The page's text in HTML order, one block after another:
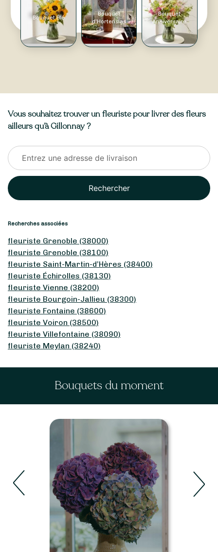
Bouquet Été
Bouquet
d'Hortensias
Bouquet
Anniversaire
Vous souhaitez trouver un fleuriste pour livrer des fleurs
ailleurs qu’à Gillonnay ?
Rechercher
Recherches associées
fleuriste Grenoble (38000)
fleuriste Grenoble (38100)
fleuriste Saint-Martin-d’Hères (38400)
fleuriste Échirolles (38130)
fleuriste Vienne (38200)
fleuriste Bourgoin-Jallieu (38300)
fleuriste Fontaine (38600)
fleuriste Voiron (38500)
fleuriste Villefontaine (38090)
fleuriste Meylan (38240)
Bouquets du moment